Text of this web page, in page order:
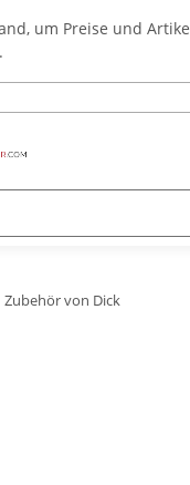
um Preise und
Zubehör von Dick